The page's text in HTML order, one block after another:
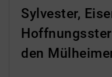
Sylvester,
den